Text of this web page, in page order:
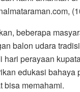
beberapa
balon udara
hari perayaan
edukasi bahaya
bisa memahami.